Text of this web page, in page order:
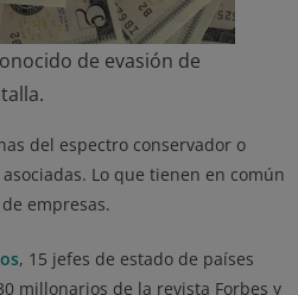
de evasión de
del espectro conservador o
Lo que tienen en común
empresas.
, 15 jefes de estado de países
millonarios de la revista Forbes y